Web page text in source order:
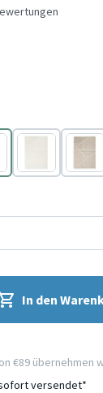
Weiß
Taupe
In den
€89 übernehmen
versendet*